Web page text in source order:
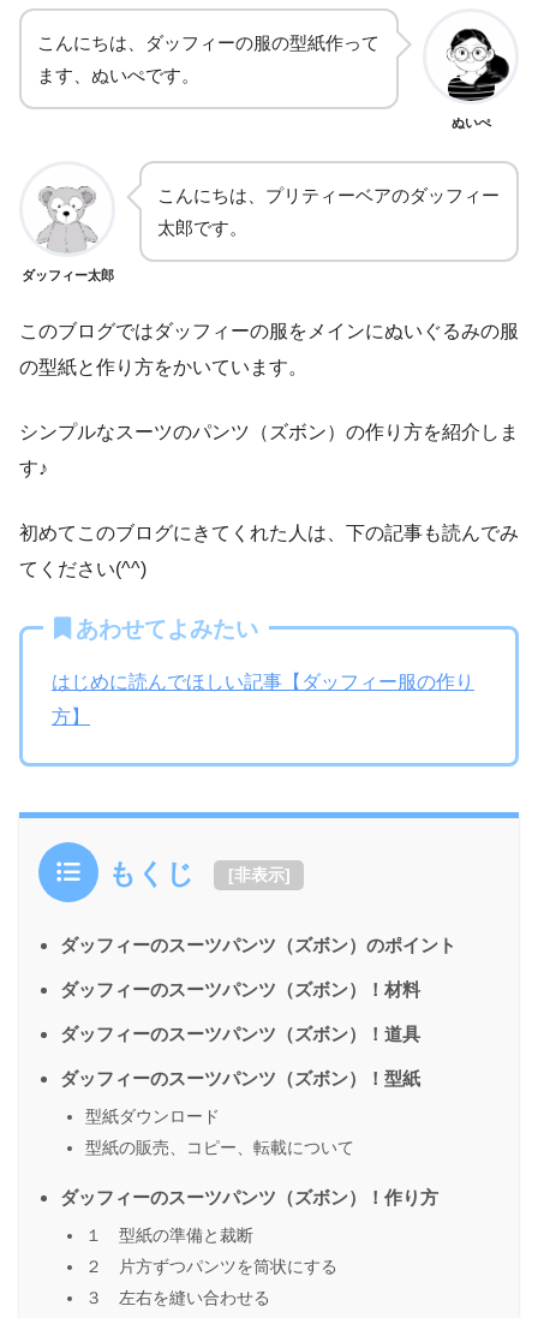
こんにちは、ダッフィーの服の型紙作って
ます、ぬいぺです。
ぬいぺ
ダッフィー太郎
こんにちは、プリティーベアのダッフィー
太郎です。
このブログではダッフィーの服をメインにぬいぐるみの服
の型紙と作り方をかいています。
シンプルなスーツのパンツ（ズボン）の作り方を紹介しま
す♪
初めてこのブログにきてくれた人は、下の記事も読んでみ
てください(^^)
あわせてよみたい
はじめに読んでほしい記事【ダッフィー服の作り
方】
もくじ [非表示]
ダッフィーのスーツパンツ（ズボン）のポイント
ダッフィーのスーツパンツ（ズボン）！材料
ダッフィーのスーツパンツ（ズボン）！道具
ダッフィーのスーツパンツ（ズボン）！型紙
型紙ダウンロード
型紙の販売、コピー、転載について
ダッフィーのスーツパンツ（ズボン）！作り方
１ 型紙の準備と裁断
２ 片方ずつパンツを筒状にする
３ 左右を縫い合わせる